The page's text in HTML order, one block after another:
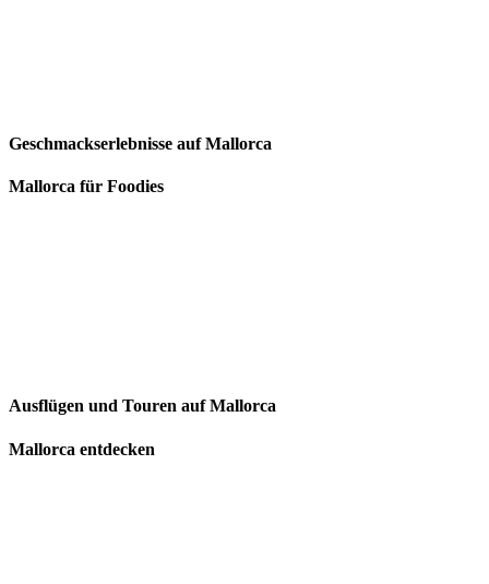
Geschmackserlebnisse auf Mallorca
Mallorca für Foodies
Ausflügen und Touren auf Mallorca
Mallorca entdecken